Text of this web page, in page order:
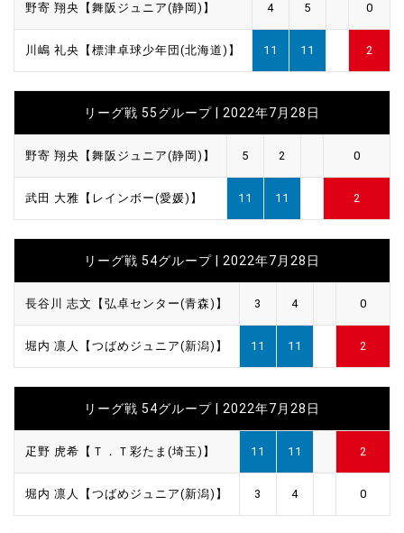
野寄 翔央【舞阪ジュニア(静岡)】 4 5 0
川嶋 礼央【標津卓球少年団(北海道)】 11 11 2
リーグ戦 55グループ | 2022年7月28日
野寄 翔央【舞阪ジュニア(静岡)】 5 2 0
武田 大雅【レインボー(愛媛)】 11 11 2
リーグ戦 54グループ | 2022年7月28日
長谷川 志文【弘卓センター(青森)】 3 4 0
堀内 凛人【つばめジュニア(新潟)】 11 11 2
リーグ戦 54グループ | 2022年7月28日
疋野 虎希【Ｔ．Ｔ彩たま(埼玉)】 11 11 2
堀内 凛人【つばめジュニア(新潟)】 3 4 0